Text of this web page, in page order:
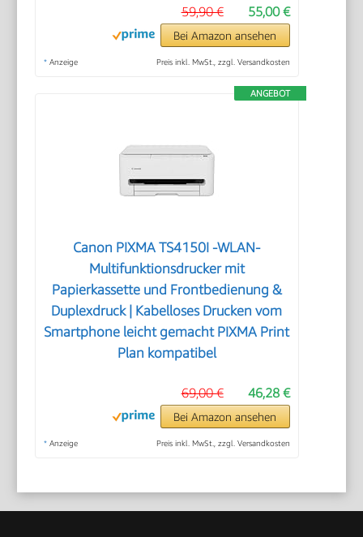
55,00 €
59,90 €
Bei Amazon ansehen
* Anzeige Preis inkl. MwSt., zzgl. Versandkosten
ANGEBOT
Canon PIXMA TS4150I -WLAN-
Multifunktionsdrucker mit
Papierkassette und Frontbedienung &
Duplexdruck | Kabelloses Drucken vom
Smartphone leicht gemacht PIXMA Print
Plan kompatibel
46,28 €
69,00 €
Bei Amazon ansehen
* Anzeige Preis inkl. MwSt., zzgl. Versandkosten